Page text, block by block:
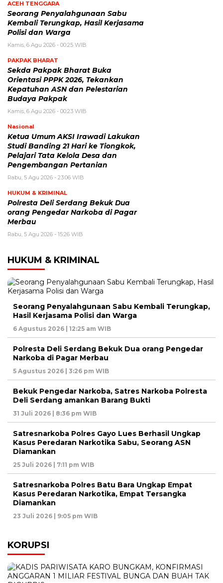
ACEH TENGGARA
Seorang Penyalahgunaan Sabu
Kembali Terungkap, Hasil Kerjasama
Polisi dan Warga
Kamis, 6 Agu 2026 - 00:25 WIB
PAKPAK BHARAT
Sekda Pakpak Bharat Buka
Orientasi PPPK 2026, Tekankan
Kepatuhan ASN dan Pelestarian
Budaya Pakpak
Kamis, 6 Agu 2026 - 00:23 WIB
Nasional
Ketua Umum AKSI Irawadi Lakukan
Studi Banding 21 Hari ke Tiongkok,
Pelajari Tata Kelola Desa dan
Pengembangan Pertanian
Rabu, 5 Agu 2026 - 23:06 WIB
HUKUM & KRIMINAL
Polresta Deli Serdang Bekuk Dua
orang Pengedar Narkoba di Pagar
Merbau
Rabu, 5 Agu 2026 - 15:26 WIB
HUKUM & KRIMINAL
Seorang Penyalahgunaan Sabu Kembali Terungkap,
Hasil Kerjasama Polisi dan Warga
6 Agustus 2026 | 12:25 am WIB
Polresta Deli Serdang Bekuk Dua orang Pengedar
Narkoba di Pagar Merbau
5 Agustus 2026 | 3:26 pm WIB
Bekuk Pengedar Narkoba, Satres Narkoba Polresta
Deli Serdang amankan Barang Bukti
31 Juli 2026 | 8:36 pm WIB
Satresnarkoba Polres Gayo Lues Berhasil Ungkap
Kasus Peredaran Narkotika Sabu, Seorang ASN
Diamankan
25 Juli 2026 | 7:11 pm WIB
Satresnarkoba Polres Batu Bara Ungkap Empat
Kasus Peredaran Narkotika, Empat Tersangka
Diamankan
23 Juli 2026 | 9:05 pm WIB
KORUPSI